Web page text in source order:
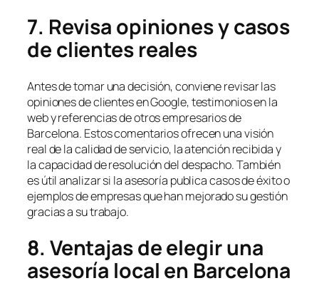
7. Revisa opiniones y casos
de clientes reales
Antes de tomar una decisión, conviene revisar las
opiniones de clientes en Google, testimonios en la
web y referencias de otros empresarios de
Barcelona. Estos comentarios ofrecen una visión
real de la calidad de servicio, la atención recibida y
la capacidad de resolución del despacho. También
es útil analizar si la asesoría publica casos de éxito o
ejemplos de empresas que han mejorado su gestión
gracias a su trabajo.
8. Ventajas de elegir una
asesoría local en Barcelona